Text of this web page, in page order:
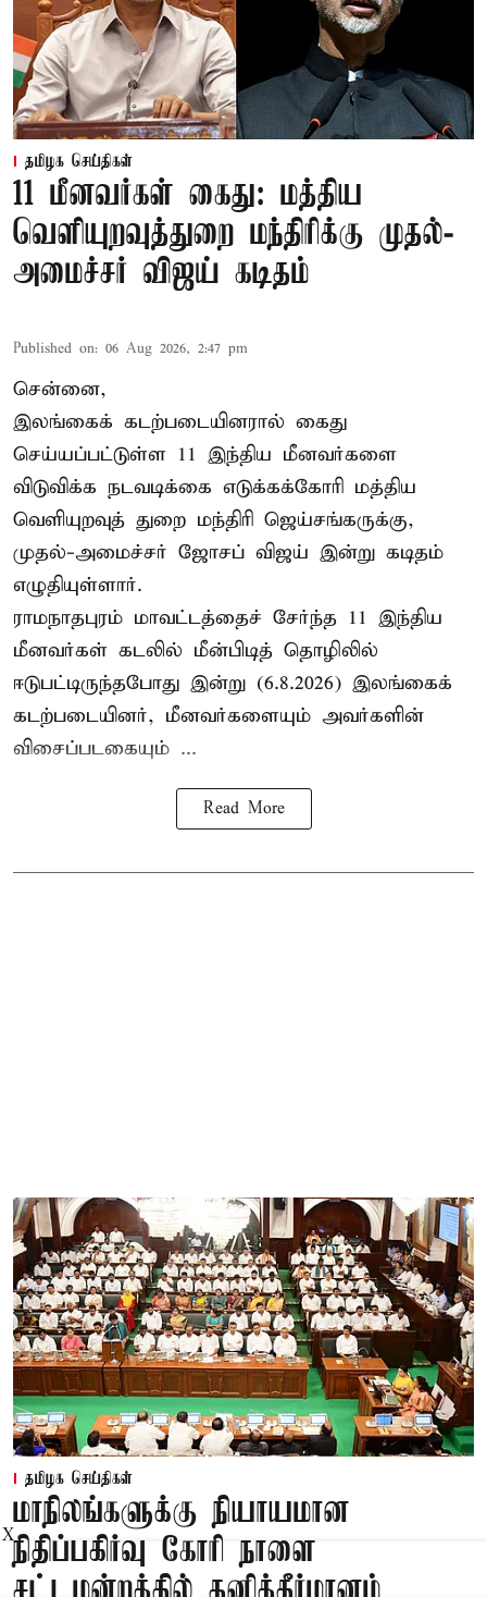
தமிழக செய்திகள்
11 மீனவர்கள் கைது: மத்திய
வெளியுறவுத்துறை மந்திரிக்கு முதல்-
அமைச்சர் விஜய் கடிதம்
Published on: 06 Aug 2026, 2:47 pm
சென்னை,
இலங்கைக் கடற்படையினரால் கைது
செய்யப்பட்டுள்ள 11 இந்திய மீனவர்களை
விடுவிக்க நடவடிக்கை எடுக்கக்கோரி மத்திய
வெளியுறவுத் துறை மந்திரி ஜெய்சங்கருக்கு,
முதல்-அமைச்சர் ஜோசப் விஜய் இன்று கடிதம்
எழுதியுள்ளார்.
ராமநாதபுரம் மாவட்டத்தைச் சேர்ந்த 11 இந்திய
மீனவர்கள் கடலில் மீன்பிடித் தொழிலில்
ஈடுபட்டிருந்தபோது இன்று (6.8.2026) இலங்கைக்
கடற்படையினர், மீனவர்களையும் அவர்களின்
விசைப்படகையும் ...
Read More
தமிழக செய்திகள்
மாநிலங்களுக்கு நியாயமான
நிதிப்பகிர்வு கோரி நாளை
X